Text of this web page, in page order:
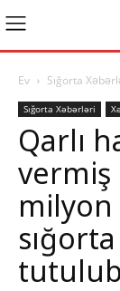
Ev Sığorta
Sığorta Xəbərləri
Qarlı
vermiş
milyon
tutulub